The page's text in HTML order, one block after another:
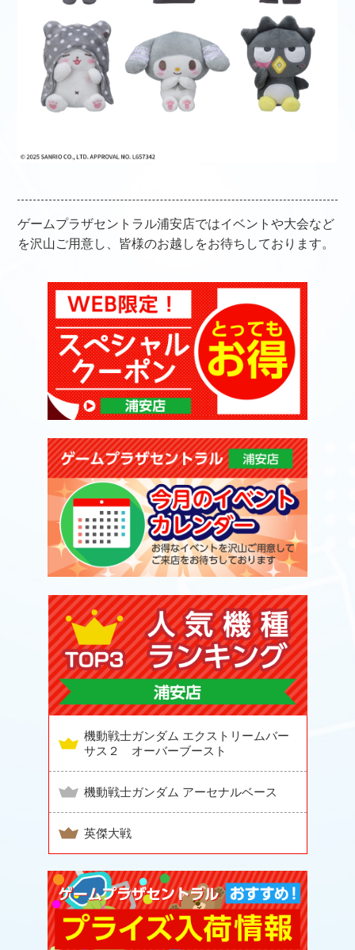
ゲームプラザセントラル浦安店ではイベントや大会など
を沢山ご用意し、皆様のお越しをお待ちしております。
機動戦士ガンダム エクストリームバー
サス２ オーバーブースト
機動戦士ガンダム アーセナルベース
英傑大戦